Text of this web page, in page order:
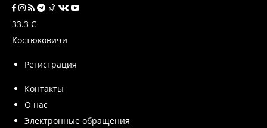
33.3 C
Костюковичи
Регистрация
Контакты
О нас
Электронные обращения